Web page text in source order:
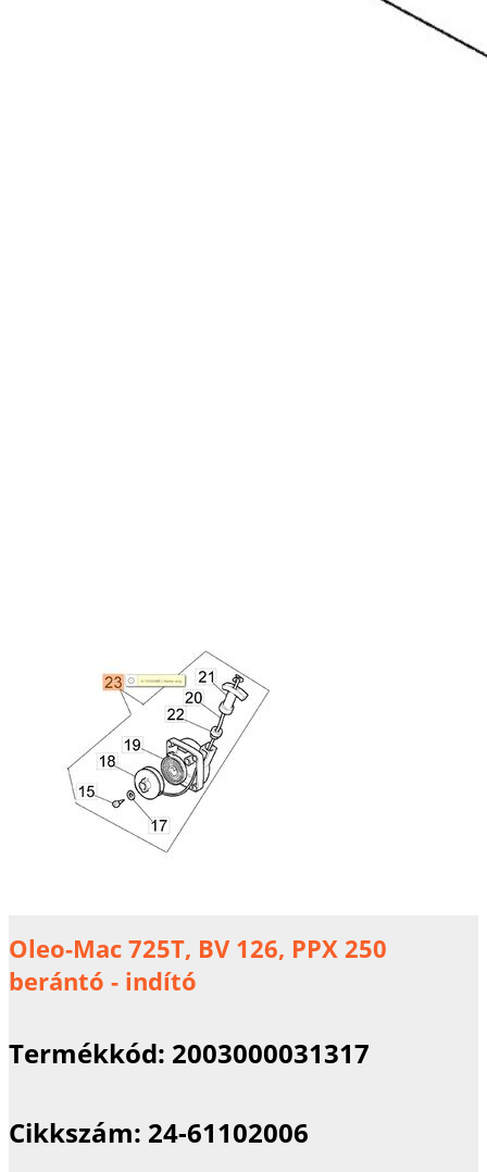
Oleo-Mac 725T, BV 126, PPX 250
berántó - indító
Termékkód: 2003000031317
Cikkszám: 24-61102006